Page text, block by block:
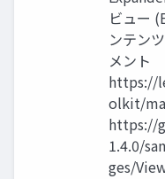
ビュー
ンテン
メント
https://
olkit/
https://
1.4.0/
ges/